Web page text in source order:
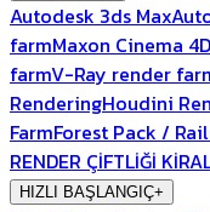
Autodesk 3ds Max
farmMaxon Cinema 4D
farmV-Ray render
RenderingHoudini
FarmForest Pack /
RENDER ÇİFTLİĞİ
HIZLI BAŞLANGIÇ+